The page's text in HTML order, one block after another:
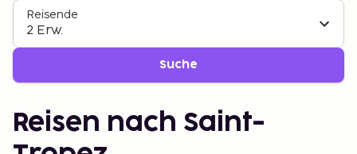
Reisende
2 Erw.
Suche
Reisen nach Saint-